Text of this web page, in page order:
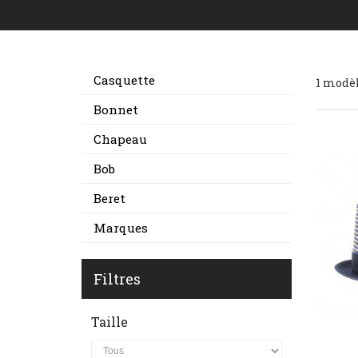
1
Casquette
Bonnet
Chapeau
Bob
Beret
Marques
Filtres
Taille